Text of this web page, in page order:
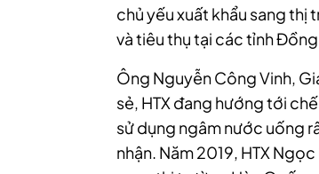
chủ yếu xuất khẩu sang thị
và tiêu thụ tại các tỉnh
Ông Nguyễn Công Vinh,
sẻ, HTX đang hướng tới
sử dụng ngâm nước uống
nhận. Năm 2019, HTX